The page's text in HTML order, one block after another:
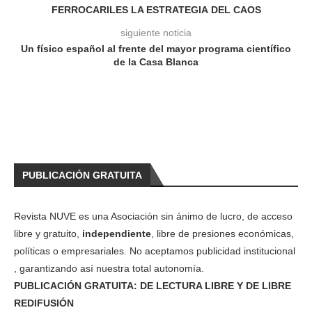
FERROCARILES LA ESTRATEGIA DEL CAOS
siguiente noticia
Un físico español al frente del mayor programa científico
de la Casa Blanca
PUBLICACIÓN GRATUITA
Revista NUVE es una Asociación sin ánimo de lucro, de acceso
libre y gratuito, independiente , libre de presiones económicas,
políticas o empresariales. No aceptamos publicidad institucional
, garantizando así nuestra total autonomía.
PUBLICACIÓN GRATUITA: DE LECTURA LIBRE Y DE LIBRE
REDIFUSIÓN